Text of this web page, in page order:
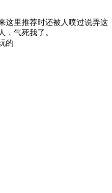
这里推荐时还被人喷过说弄这
，气死我了。
的